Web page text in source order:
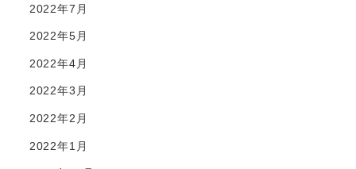
2022年7月
2022年5月
2022年4月
2022年3月
2022年2月
2022年1月